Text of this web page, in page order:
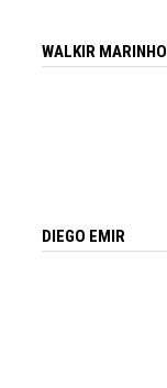
WALKIR MARINHO
DIEGO EMIR